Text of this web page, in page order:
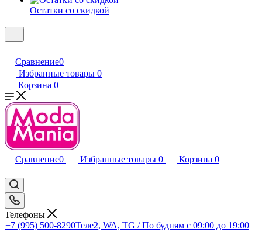
Остатки со скидкой
Сравнение0
Избранные товары 0
Корзина 0
Сравнение0 Избранные товары 0 Корзина 0
Телефоны
+7 (995) 500-8290Теле2, WA, TG / По будням c 09:00 до 19:00